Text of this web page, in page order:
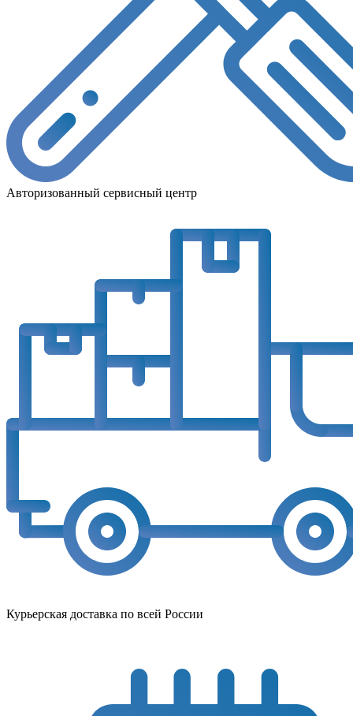
Авторизованный сервисный центр
Курьерская доставка по всей России